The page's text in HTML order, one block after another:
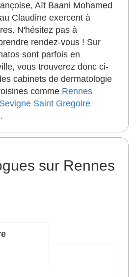
Aït Baani Mohamed
Claudine exercent à
N'hésitez pas à
rendez-vous ! Sur
sont parfois en
vous trouverez donc ci-
cabinets de dermatologie
comme Rennes
Saint Gregoire
.
sur Rennes